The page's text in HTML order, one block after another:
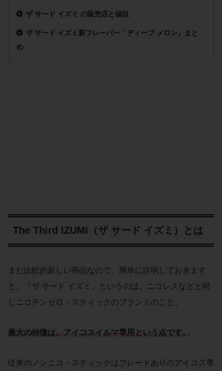
ザ サード イズミ の販売店と値段
ザ サード イズミ新フレーバー「ディープ メロン」まと
め
The Third IZUMI（ザ サード イズミ）とは
まだ比較的新しい商品なので、簡単に説明しておきます
と、「ザ サード イズミ」というのは、ニコレスなどと同
じニコチンゼロ・スティックのブランドのこと。
最大の特徴は、アイコスイルマ専用 という 点です。
従来のノンニコ・スティックはブレードありのアイコス専